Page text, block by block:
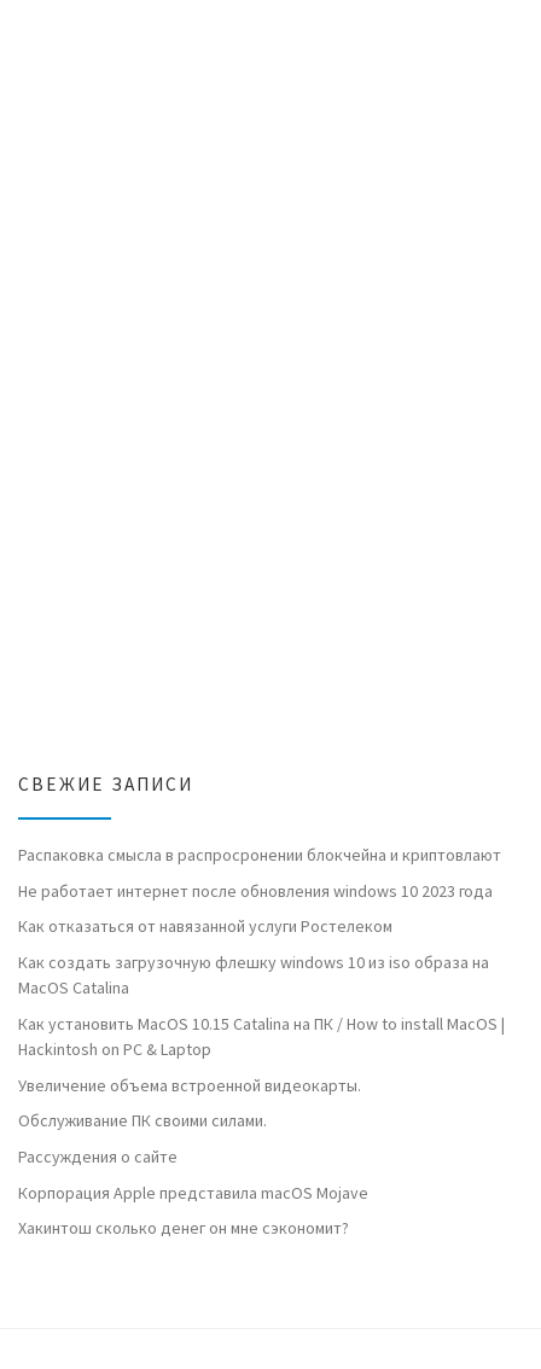
СВЕЖИЕ ЗАПИСИ
Распаковка смысла в распросронении блокчейна и криптовлают
Не работает интернет после обновления windows 10 2023 года
Как отказаться от навязанной услуги Ростелеком
Как создать загрузочную флешку windows 10 из iso образа на
MacOS Catalina
Как установить MacOS 10.15 Catalina на ПК / How to install MacOS |
Hackintosh on PC & Laptop
Увеличение объема встроенной видеокарты.
Обслуживание ПК своими силами.
Рассуждения о сайте
Корпорация Apple представила macOS Mojave
Хакинтош сколько денег он мне сэкономит?